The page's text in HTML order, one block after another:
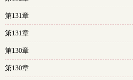
第131章
第131章
第130章
第130章